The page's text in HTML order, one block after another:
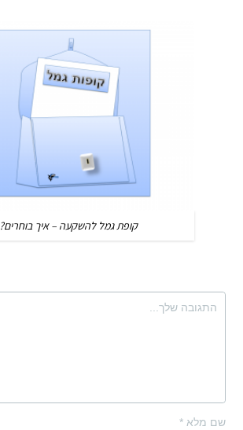
קופת גמל להשקעה – איך בוחרים?
שם מלא *